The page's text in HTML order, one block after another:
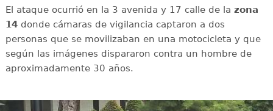
El ataque ocurrió en la 3 avenida y 17 calle de la zona
14donde cámaras de vigilancia captaron a dos
personas que se movilizaban en una motocicleta y que
según las imágenes dispararon contra un hombre de
aproximadamente 30 años.